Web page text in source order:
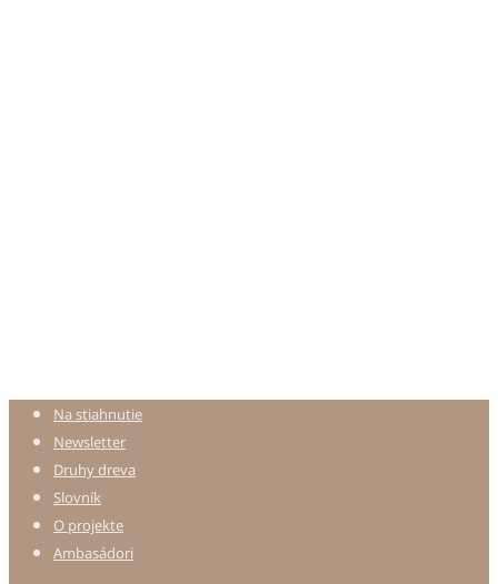
Na stiahnutie
Newsletter
Druhy dreva
Slovník
O projekte
Ambasádori